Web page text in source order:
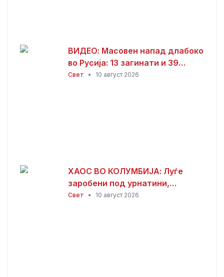
ВИДЕО: Масовен напад длабоко
во Русија: 13 загинати и 39
повредени
Свет • 10 август 2026
ХАОС ВО КОЛУМБИЈА: Луѓе
заробени под урнатини,
најмалку 20 згради се урнаа во
Свет • 10 август 2026